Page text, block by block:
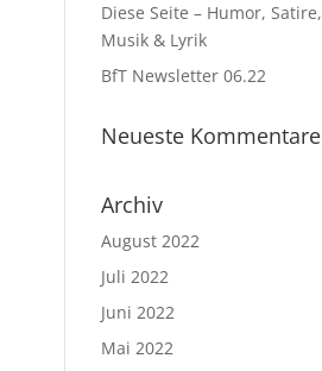
Diese Seite – Humor, Satire,
Musik & Lyrik
BfT Newsletter 06.22
Neueste Kommentare
Archiv
August 2022
Juli 2022
Juni 2022
Mai 2022